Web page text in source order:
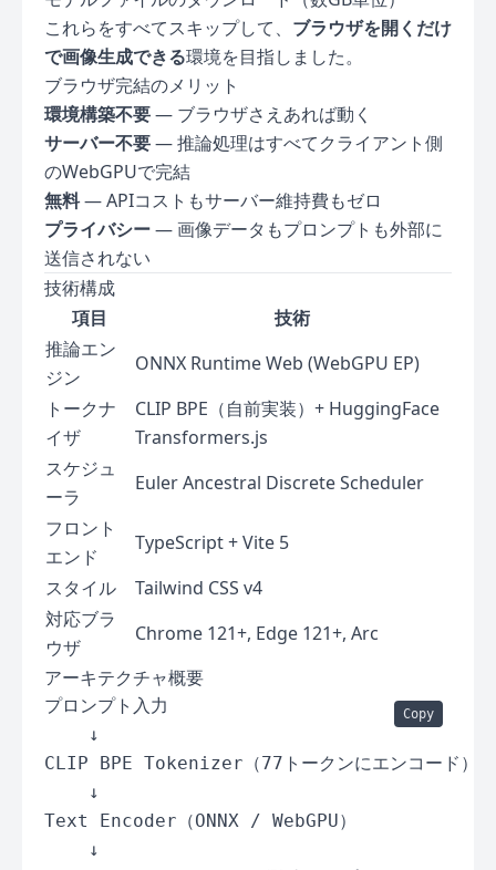
これらをすべてスキップして、 ブラウザを開くだけ
で画像生成できる環境を目指しました。
ブラウザ完結のメリット
環境構築不要— ブラウザさえあれば動く
サーバー不要— 推論処理はすべてクライアント側
のWebGPUで完結
無料— APIコストもサーバー維持費もゼロ
プライバシー— 画像データもプロンプトも外部に
送信されない
技術構成
項目
技術
推論エン
ジン
ONNX Runtime Web (WebGPU EP)
トークナ
イザ
CLIP BPE（自前実装）+ HuggingFace
Transformers.js
スケジュ
ーラ
Euler Ancestral Discrete Scheduler
フロント
エンド
TypeScript + Vite 5
スタイル
Tailwind CSS v4
対応ブラ
ウザ
Chrome 121+, Edge 121+, Arc
アーキテクチャ概要
プロンプト入力
    ↓
CLIP BPE Tokenizer（77トークンにエンコード）
    ↓
Text Encoder（ONNX / WebGPU）
    ↓
Copy